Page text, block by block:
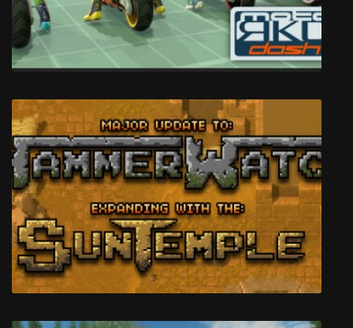
moto RKD dash SP